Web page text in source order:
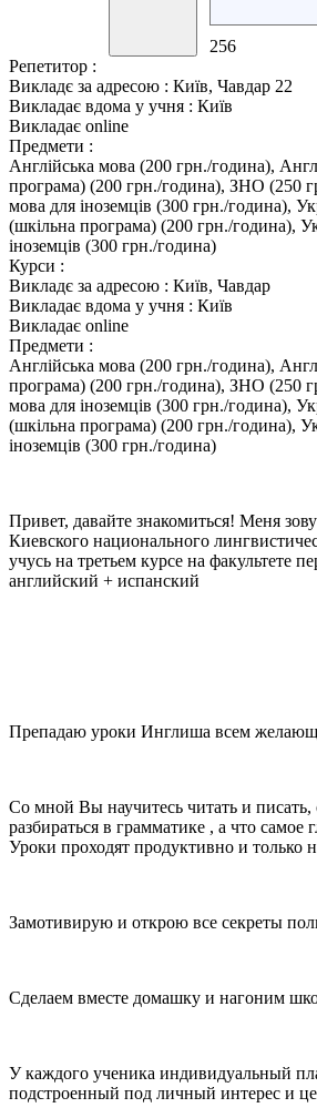
256
Репетитор :
Викладє за адресою : Київ, Чавдар 22
Викладає вдома у учня : Київ
Викладає online
Предмети :
Англійська мова (200 грн./година),
програма) (200 грн./година), ЗНО (250
мова для іноземців (300 грн./година),
(шкільна програма) (200 грн./година),
іноземців (300 грн./година)
Курси :
Викладє за адресою : Київ, Чавдар
Викладає вдома у учня : Київ
Викладає online
Предмети :
Англійська мова (200 грн./година),
програма) (200 грн./година), ЗНО (250
мова для іноземців (300 грн./година),
(шкільна програма) (200 грн./година),
іноземців (300 грн./година)
Привет, давайте знакомиться! Меня
Киевского национального
учусь на третьем курсе на факультете
английский + испанский
Препадаю уроки Инглиша всем
Со мной Вы научитесь читать и
разбираться в грамматике , а что
Уроки проходят продуктивно и только
Замотивирую и открою все секреты
Сделаем вместе домашку и нагоним
У каждого ученика индивидуальный
подстроенный под личный интерес и